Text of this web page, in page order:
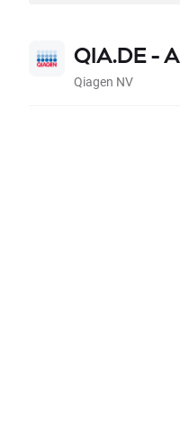
QIA.DE -
Qiagen NV